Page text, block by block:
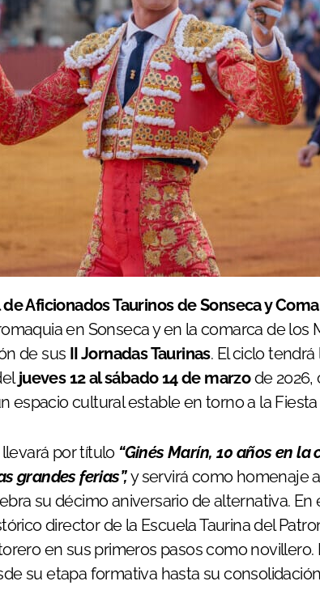
Aficionados Taurinos de Sonseca y
en Sonseca y en la comarca de los
de sus II Jornadas Taurinas. El ciclo
jueves 12 al sábado 14 de marzode 2026,
espacio cultural estable en torno a la
por título“Ginés Marín, 10 años en la
grandes ferias”,y servirá como homenaje
su décimo aniversario de alternativa.
director de la Escuela Taurina del
en sus primeros pasos como
su etapa formativa hasta su